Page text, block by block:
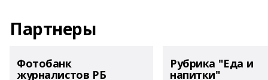
Партнеры
Фотобанк
журналистов РБ
Рубрика "Еда и
напитки"